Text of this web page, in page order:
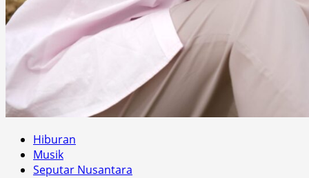
Hiburan
Musik
Seputar Nusantara